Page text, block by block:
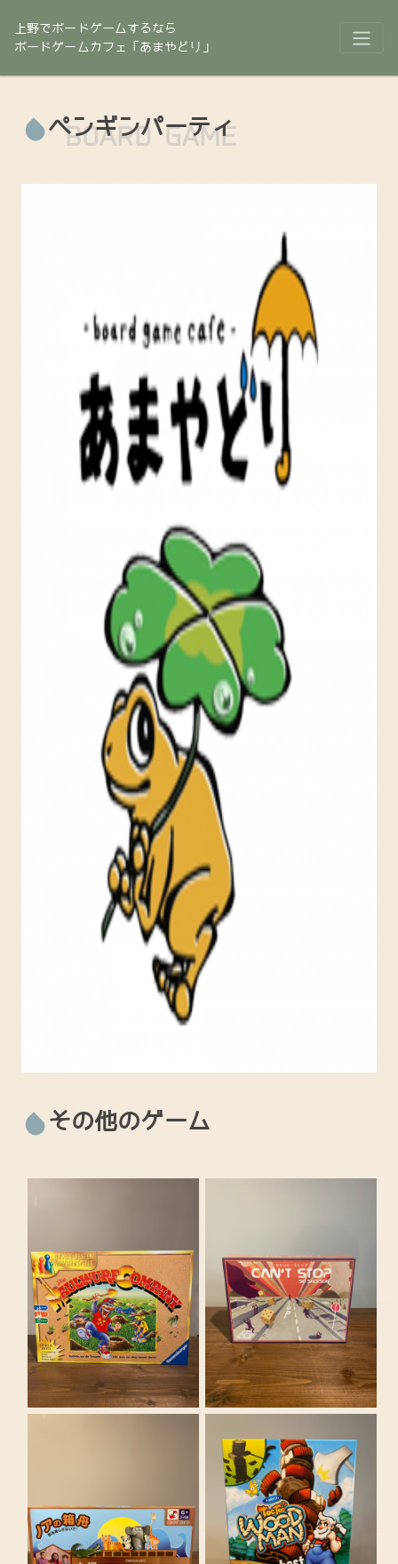
上野でボードゲームするなら
ボードゲームカフェ「あまやどり」
ペンギンパーティ
BOARD GAME
その他のゲーム